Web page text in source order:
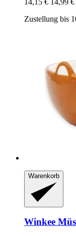
14,15 €
14,99 €
Zustellung bis
Warenkorb
Winkee